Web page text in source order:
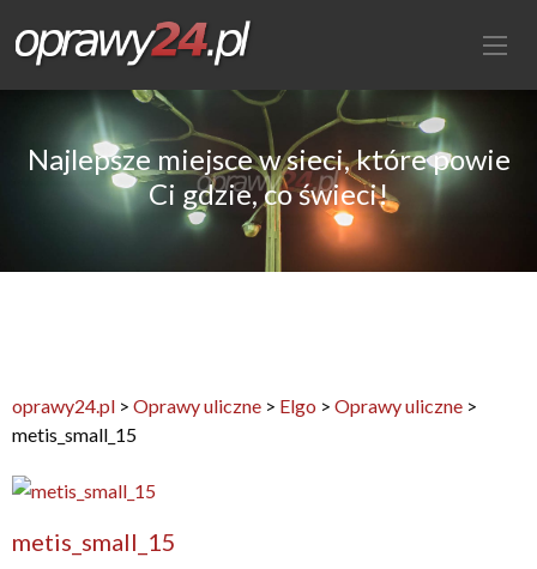
Najlepsze miejsce w sieci, które powie
Ci gdzie, co świeci!
oprawy24.pl > Oprawy uliczne > Elgo > Oprawy uliczne >
metis_small_15
metis_small_15